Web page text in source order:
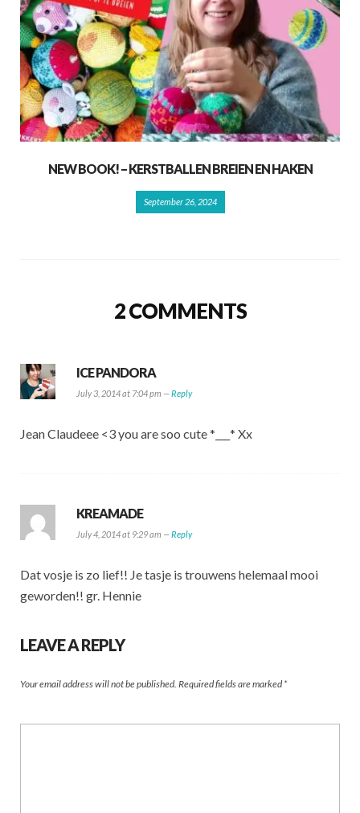
NEW BOOK! – KERSTBALLEN BREIEN EN HAKEN
September 26, 2024
2 COMMENTS
ICE PANDORA
July 3, 2014 at 7:04 pm —Reply
Jean Claudeee <3 you are soo cute *___* Xx
KREAMADE
July 4, 2014 at 9:29 am —Reply
Dat vosje is zo lief!! Je tasje is trouwens helemaal mooi
geworden!! gr. Hennie
LEAVE A REPLY
Your email address will not be published. Required fields are marked *